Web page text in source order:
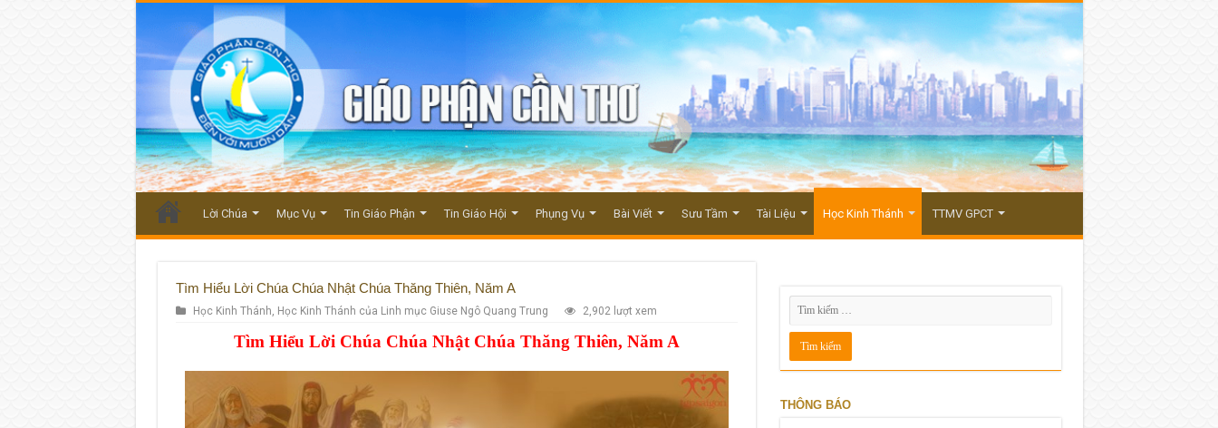
Lời Chúa Mục Vụ Tin Giáo Phận Tin Giáo Hội Phụng Vụ Bài Viết Sưu Tầm Tài Liệu Học Kinh Thánh TTMV GPCT
Tìm Hiểu Lời Chúa Chúa Nhật Chúa Thăng Thiên, Năm A
Học Kinh Thánh, Học Kinh Thánh của Linh mục Giuse Ngô Quang Trung 2,902 lượt xem
Tìm Hiểu Lời Chúa Chúa Nhật Chúa Thăng Thiên, Năm A
THÔNG BÁO